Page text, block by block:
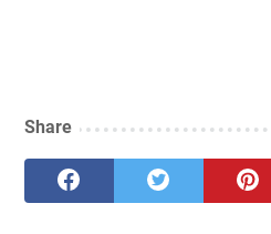
Share